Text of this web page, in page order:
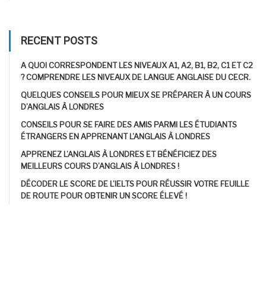
RECENT POSTS
A QUOI CORRESPONDENT LES NIVEAUX A1, A2, B1, B2, C1 ET C2
? COMPRENDRE LES NIVEAUX DE LANGUE ANGLAISE DU CECR.
QUELQUES CONSEILS POUR MIEUX SE PRÉPARER À UN COURS
D’ANGLAIS À LONDRES
CONSEILS POUR SE FAIRE DES AMIS PARMI LES ÉTUDIANTS
ÉTRANGERS EN APPRENANT L’ANGLAIS À LONDRES
APPRENEZ L’ANGLAIS À LONDRES ET BÉNÉFICIEZ DES
MEILLEURS COURS D’ANGLAIS À LONDRES !
DÉCODER LE SCORE DE L’IELTS POUR RÉUSSIR VOTRE FEUILLE
DE ROUTE POUR OBTENIR UN SCORE ÉLEVÉ !